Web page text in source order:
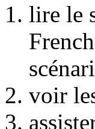
lire le
voir